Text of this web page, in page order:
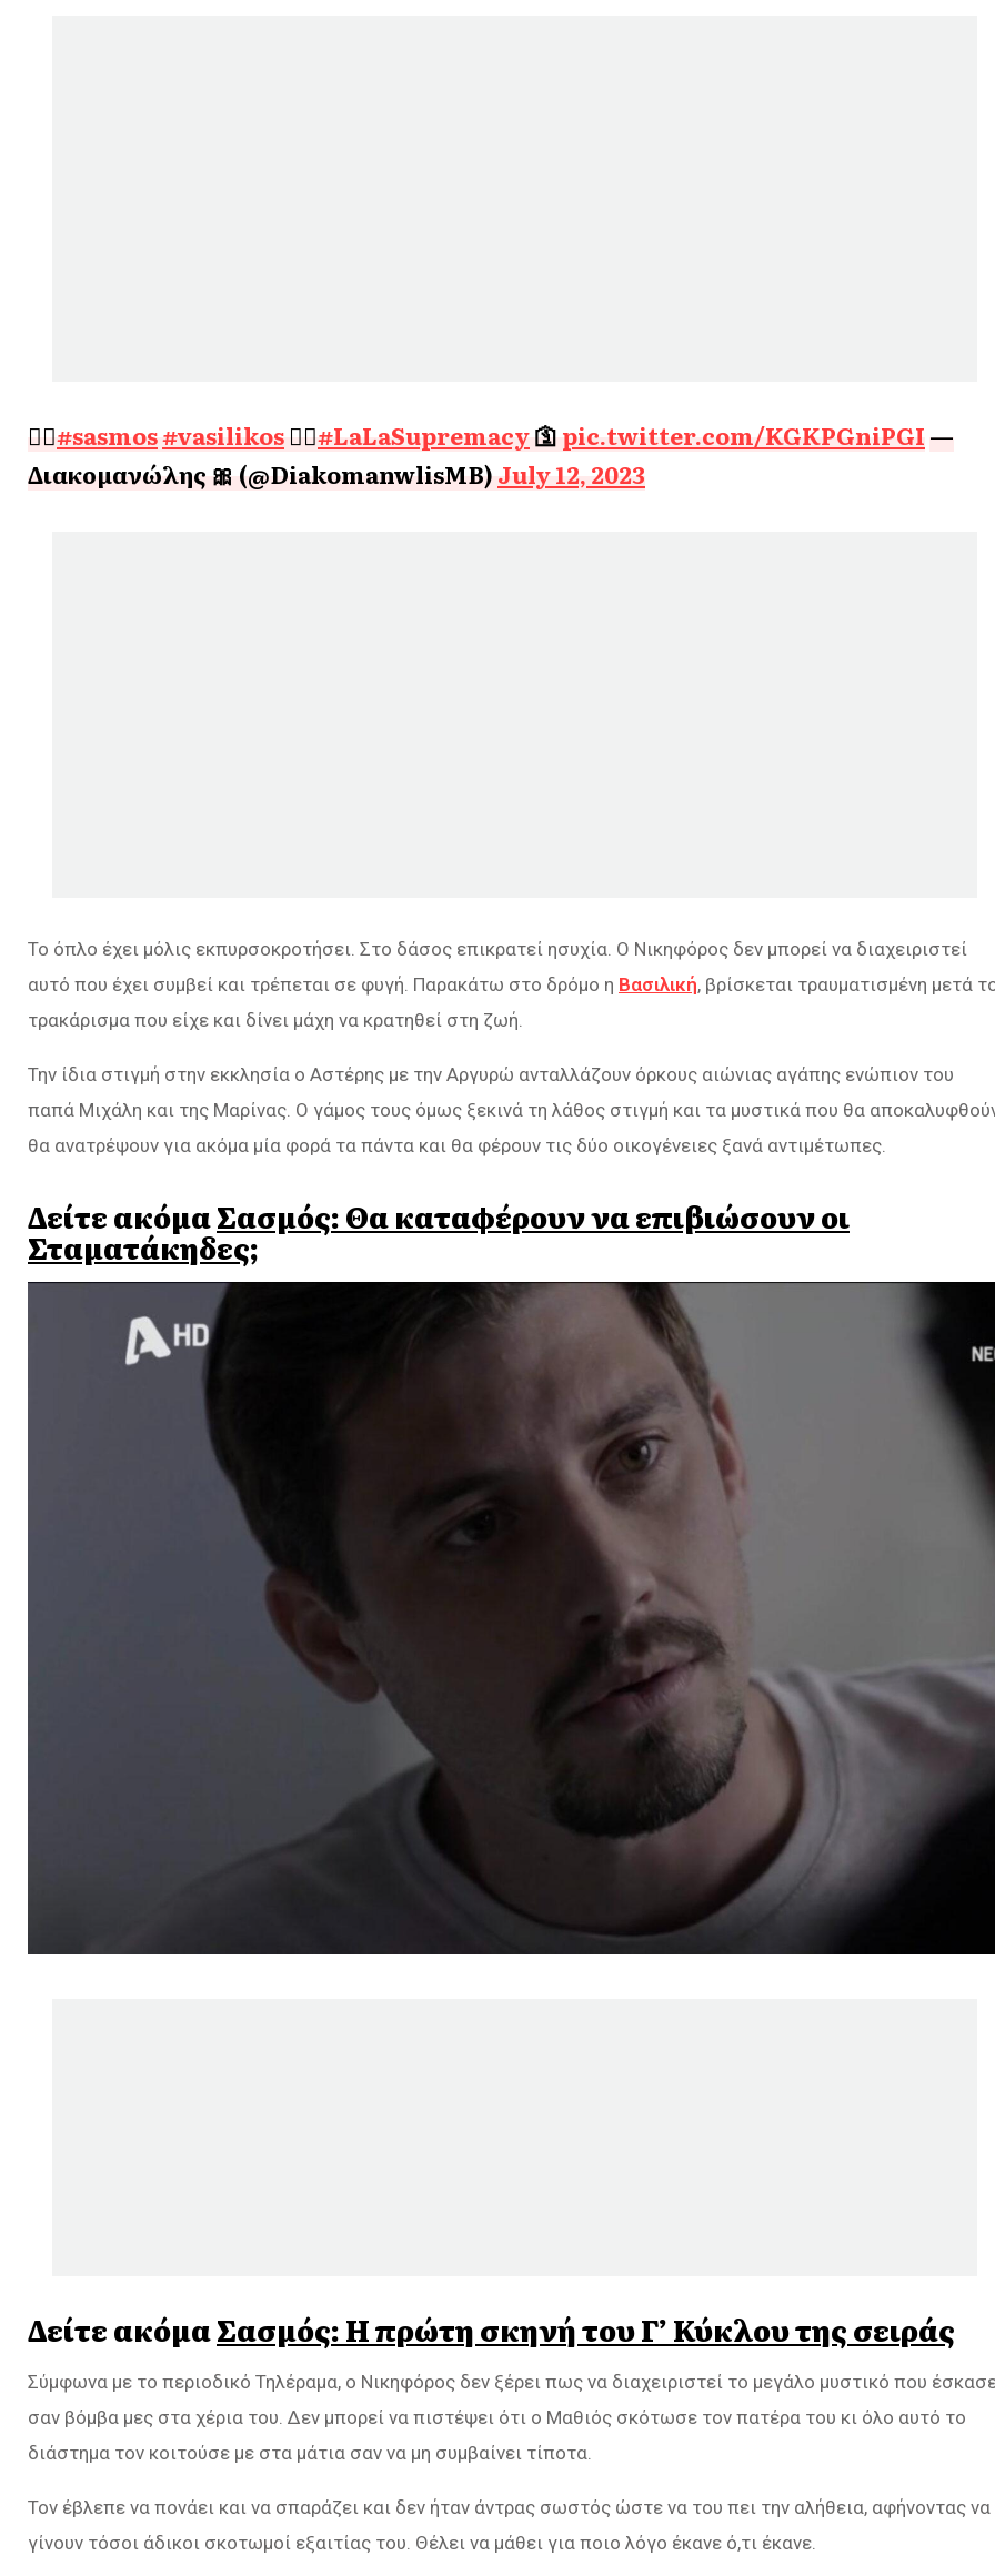
❤️‍🔥#sasmos#vasilikos❤️‍🔥#LaLaSupremacy🛐pic.twitter.com/KGKPGniPGI—
Διακομανώλης 🎀 (@DiakomanwlisMB)July 12, 2023
Το όπλο έχει μόλις εκπυρσοκροτήσει. Στο δάσος επικρατεί ησυχία. Ο Νικηφόρος δεν μπορεί να διαχειριστεί
αυτό που έχει συμβεί και τρέπεται σε φυγή. Παρακάτω στο δρόμο η Βασιλική, βρίσκεται τραυματισμένη μετά
τρακάρισμα που είχε και δίνει μάχη να κρατηθεί στη ζωή.
Την ίδια στιγμή στην εκκλησία ο Αστέρης με την Αργυρώ ανταλλάζουν όρκους αιώνιας αγάπης ενώπιον του
παπά Μιχάλη και της Μαρίνας. Ο γάμος τους όμως ξεκινά τη λάθος στιγμή και τα μυστικά που θα
θα ανατρέψουν για ακόμα μία φορά τα πάντα και θα φέρουν τις δύο οικογένειες ξανά αντιμέτωπες.
Δείτε ακόμαΣασμός: Θα καταφέρουν να επιβιώσουν οι
Σταματάκηδες;
Δείτε ακόμαΣασμός: Η πρώτη σκηνή του Γ’ Κύκλου της σειράς
Σύμφωνα με το περιοδικό Τηλέραμα, ο Νικηφόρος δεν ξέρει πως να διαχειριστεί το μεγάλο μυστικό που
σαν βόμβα μες στα χέρια του. Δεν μπορεί να πιστέψει ότι ο Μαθιός σκότωσε τον πατέρα του κι όλο αυτό το
διάστημα τον κοιτούσε με στα μάτια σαν να μη συμβαίνει τίποτα.
Τον έβλεπε να πονάει και να σπαράζει και δεν ήταν άντρας σωστός ώστε να του πει την αλήθεια, αφήνοντας να
γίνουν τόσοι άδικοι σκοτωμοί εξαιτίας του. Θέλει να μάθει για ποιο λόγο έκανε ό,τι έκανε.